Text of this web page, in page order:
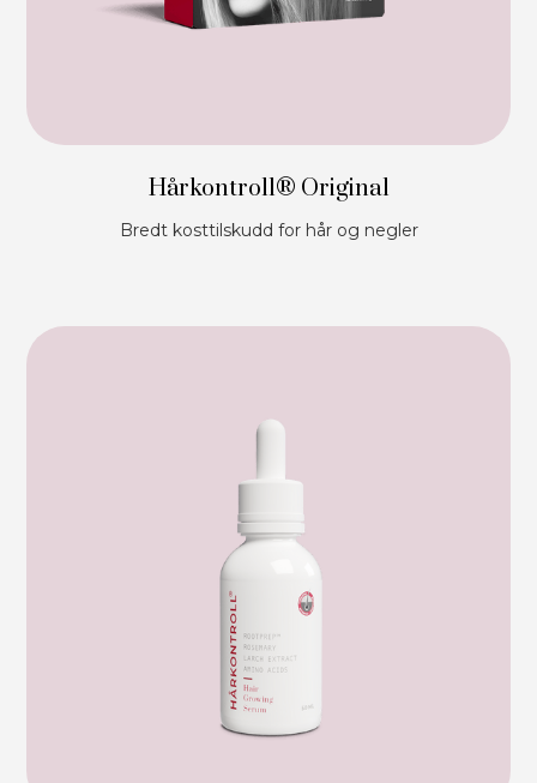
Hårkontroll® Original
Bredt kosttilskudd for hår og negler